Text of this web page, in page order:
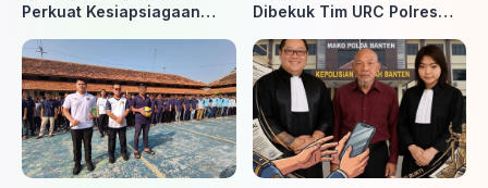
Perkuat Kesiapsiagaan
Dibekuk Tim URC Polres